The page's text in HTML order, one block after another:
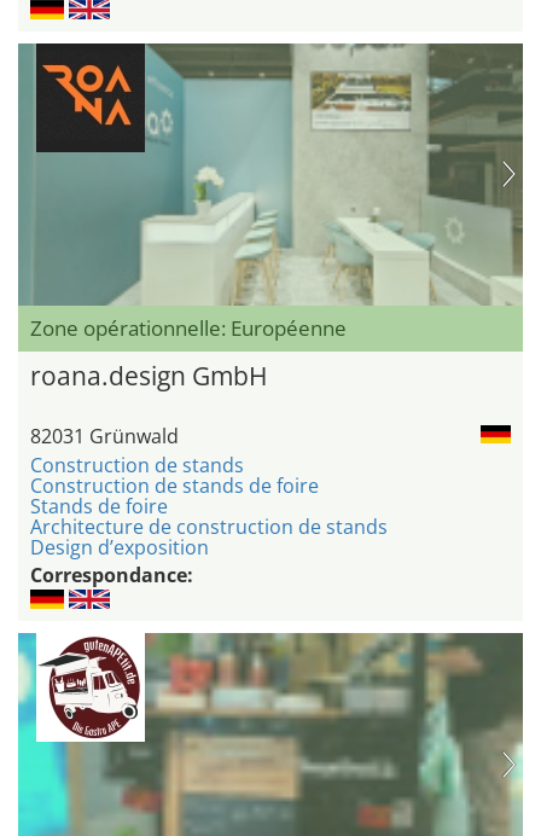
Zone opérationnelle: Européenne
roana.design GmbH
82031 Grünwald
Construction de stands
Construction de stands de foire
Stands de foire
Architecture de construction de stands
Design d’exposition
Correspondance: